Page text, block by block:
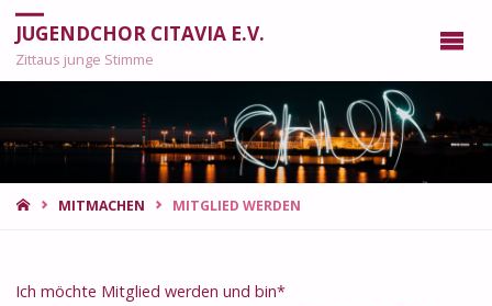
JUGENDCHOR CITAVIA E.V.
Zittaus junge Stimme
STARTMITMACHEN MITGLIED WERDEN
Ich möchte Mitglied werden und bin*